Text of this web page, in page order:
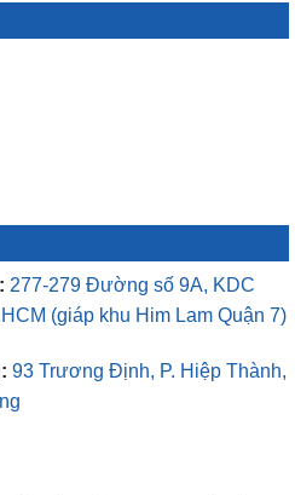
277-279 Đường số 9A, KDC
(giáp khu Him Lam Quận 7)
93 Trương Định, P. Hiệp Thành,